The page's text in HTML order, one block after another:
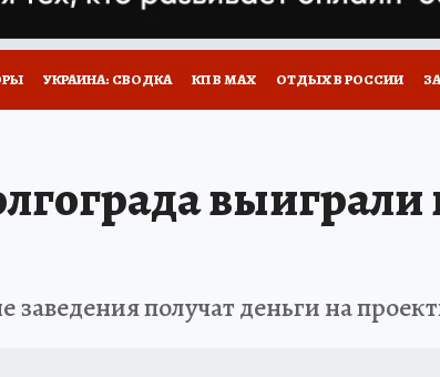
УКРАИНА: СВОДКА КП В МАХ ОТДЫХ В РОССИИ
выиграли
заведения получат деньги на